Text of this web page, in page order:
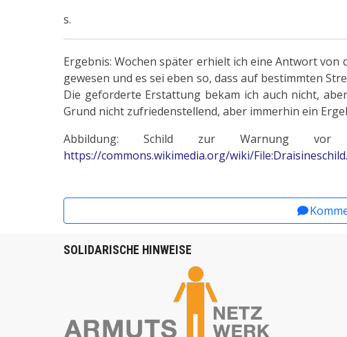
s.
Ergebnis: Wochen später erhielt ich eine Antwort
gewesen und es sei eben so, dass auf bestimmten
Die geforderte Erstattung bekam ich auch nicht,
Grund nicht zufriedenstellend, aber immerhin ein
Abbildung: Schild zur Warnung vor
https://commons.wikimedia.org/wiki/
SOLIDARISCHE HINWEISE